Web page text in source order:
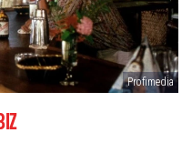
Profimedia